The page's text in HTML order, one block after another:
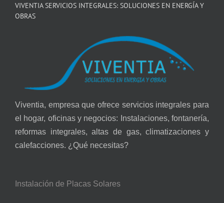
VIVENTIA SERVICIOS INTEGRALES: SOLUCIONES EN ENERGÍA Y
OBRAS
Viventia, empresa que ofrece servicios integrales para
el hogar, oficinas y negocios: Instalaciones, fontanería,
reformas integrales, altas de gas, climatizaciones y
calefacciones. ¿Qué necesitas?
Instalación de Placas Solares